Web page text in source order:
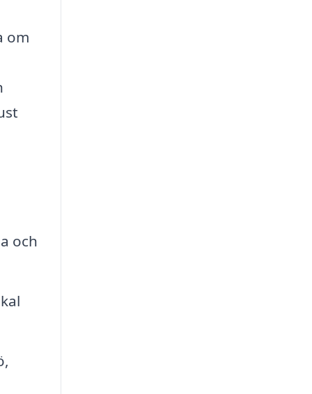
om
och